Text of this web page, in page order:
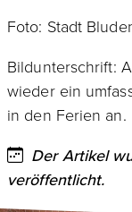
Foto: Stadt
Bildunterschrift:
wieder ein
in den Ferien an.
Der Artikel
veröffentlicht.